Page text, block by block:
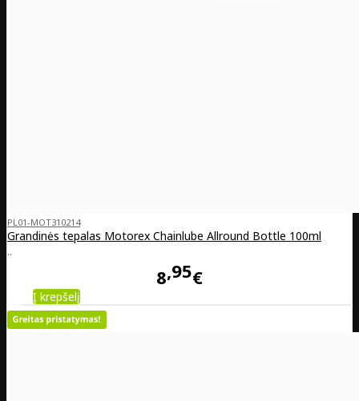
PL01-MOT310214
Grandinės tepalas Motorex Chainlube Allround Bottle 100ml
..
8 95€
Į krepšelį